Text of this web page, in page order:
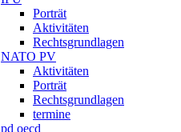
Porträt
Aktivitäten
Rechtsgrundlagen
NATO PV
Aktivitäten
Porträt
Rechtsgrundlagen
termine
pd oecd